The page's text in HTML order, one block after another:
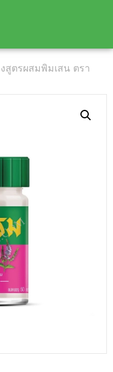
สูตรผสมพิมเสน ตรา